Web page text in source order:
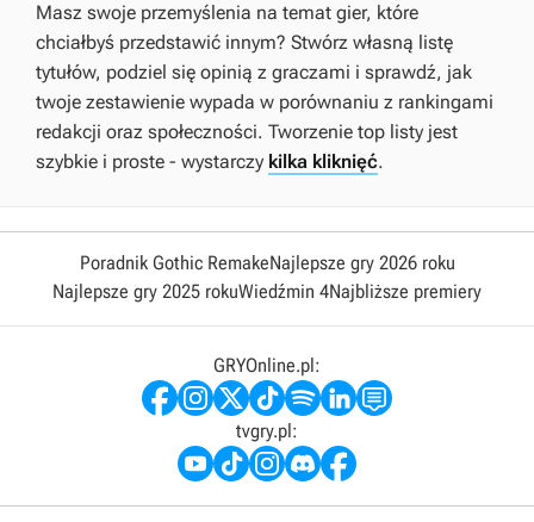
Masz swoje przemyślenia na temat gier, które
chciałbyś przedstawić innym? Stwórz własną listę
tytułów, podziel się opinią z graczami i sprawdź, jak
twoje zestawienie wypada w porównaniu z rankingami
redakcji oraz społeczności. Tworzenie top listy jest
szybkie i proste - wystarczy kilka kliknięć.
Poradnik Gothic RemakeNajlepsze gry 2026 roku
Najlepsze gry 2025 rokuWiedźmin 4Najbliższe premiery
GRYOnline.pl:
tvgry.pl: